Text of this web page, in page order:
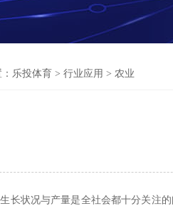
乐投体育 > 行业应用 > 农业
长状况与产量是全社会都十分关注